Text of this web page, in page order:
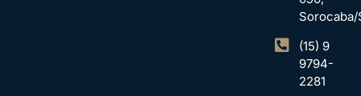
Sorocaba/
(15) 9
9794-
2281